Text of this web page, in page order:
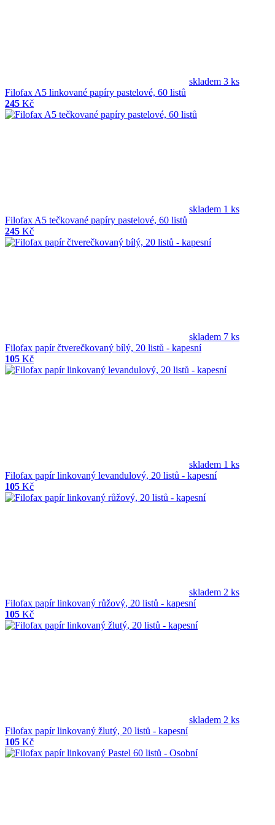
skladem 3 ks
Filofax A5 linkované papíry pastelové, 60 listů
245 Kč
skladem 1 ks
Filofax A5 tečkované papíry pastelové, 60 listů
245 Kč
skladem 7 ks
Filofax papír čtverečkovaný bílý, 20 listů - kapesní
105 Kč
skladem 1 ks
Filofax papír linkovaný levandulový, 20 listů - kapesní
105 Kč
skladem 2 ks
Filofax papír linkovaný růžový, 20 listů - kapesní
105 Kč
skladem 2 ks
Filofax papír linkovaný žlutý, 20 listů - kapesní
105 Kč